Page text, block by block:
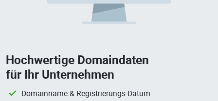
Hochwertige Domaindaten
für Ihr Unternehmen
Domainname & Registrierungs-Datum